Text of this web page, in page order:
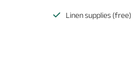
Linen supplies (free)